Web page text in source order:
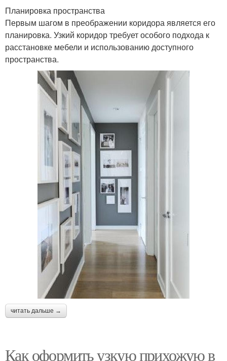
Планировка пространства
Первым шагом в преображении коридора является его
планировка. Узкий коридор требует особого подхода к
расстановке мебели и использованию доступного
пространства.
читать дальше →
Как оформить узкую прихожую в